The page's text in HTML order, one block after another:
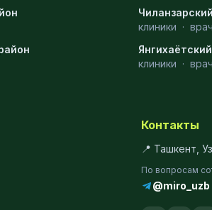
клиники ·
клиники ·
Контакты
📍 Ташкент,
По вопросам
@miro_uzb